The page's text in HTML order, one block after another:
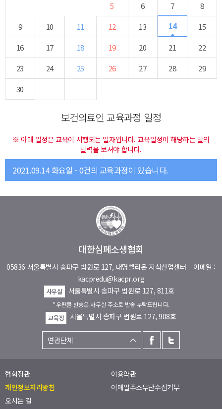
5
6 7
8
9
10 11 12 13 14
15
16
17 18 19 20 21
22
23
24 25 26 27 28
29
30
보건의료인 교육과정 일정
※ 아래 일정은 교육이 시행되는 일자입니다. 교육일정이 해당하는 달의
달력을 보셔야 합니다.
2021.09.14 화요일 - 0건의 교육과정이 있습니다.
대한심폐소생협회
05836 서울특별시 송파구 법원로 127, 대명벨리온 지식산업센터 이메일 :
kacpredu@kacpr.org
사무실 서울특별시 송파구 법원로 127, 811호
* 우편물 발송은 사무실 주소로 발송 부탁드립니다.
교육장
서울특별시 송파구 법원로 127, 908호
협회정관
이용약관
개인정보처리방침
이메일주소무단수집거부
오시는 길